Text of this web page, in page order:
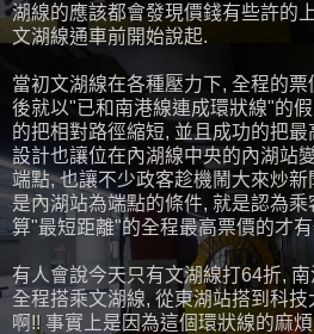
湖線的應該都會發現價錢有些許的
文湖線通車前開始說起.
當初文湖線在各種壓力下, 全程的
後就以"已和南港線連成環狀線"的
的把相對路徑縮短, 並且成功的把
設計也讓位在內湖線中央的內湖站
端點, 也讓不少政客趁機鬧大來炒
是內湖站為端點的條件, 就是認為
算"最短距離"的全程最高票價的才
有人會說今天只有文湖線打64折,
全程搭乘文湖線, 從東湖站搭到科
啊!! 事實上是因為這個環狀線的麻